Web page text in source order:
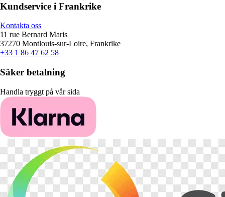
Kundservice i Frankrike
Kontakta oss
11 rue Bernard Maris
37270 Montlouis-sur-Loire, Frankrike
+33 1 86 47 62 58
Säker betalning
Handla tryggt på vår sida